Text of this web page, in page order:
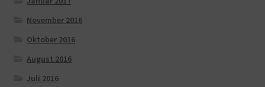
November 2016
Oktober 2016
August 2016
Juli 2016